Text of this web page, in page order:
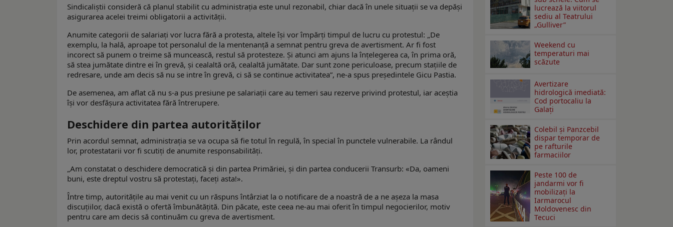
Sindicaliştii consideră că planul stabilit cu administraţia este unul rezonabil, chiar dacă în unele situaţii se va depăşi
asigurarea acelei treimi obligatorii a activităţii.
Anumite categorii de salariaţi vor lucra fără a protesta, altele îşi vor împărţi timpul de lucru cu protestul: „De
exemplu, la hală, aproape tot personalul de la mentenanță a semnat pentru greva de avertisment. Ar fi fost
incorect să punem o treime să muncească, restul să protesteze. Şi atunci am ajuns la înţelegerea ca, în prima oră,
să stea jumătate dintre ei în grevă, și cealaltă oră, cealaltă jumătate. Dar sunt zone periculoase, precum stațiile de
redresare, unde am decis să nu se intre în grevă, ci să se continue activitatea”, ne-a spus preşedintele Gicu Pastia.
De asemenea, am aflat că nu s-a pus presiune pe salariaţii care au temeri sau rezerve privind protestul, iar aceştia
îşi vor desfăşura activitatea fără întrerupere.
Deschidere din partea autorităţilor
Prin acordul semnat, administraţia se va ocupa să fie totul în regulă, în special în punctele vulnerabile. La rândul
lor, protestatarii vor fi scutiţi de anumite responsabilități.
„Am constatat o deschidere democratică și din partea Primăriei, și din partea conducerii Transurb: «Da, oameni
buni, este dreptul vostru să protestaţi, faceți asta!».
Între timp, autorităţile au mai venit cu un răspuns întârziat la o notificare de a noastră de a ne aşeza la masa
discuţiilor, dacă există o ofertă îmbunătăţită. Din păcate, este ceea ne-au mai oferit în timpul negocierilor, motiv
pentru care am decis să continuăm cu greva de avertisment.
lucrează la viitorul
sediu al Teatrului
„Gulliver”
Weekend cu
temperaturi mai
scăzute
Avertizare
hidrologică imediată:
Cod portocaliu la
Galaţi
Colebil și Panzcebil
dispar temporar de
pe rafturile
farmaciilor
Peste 100 de
jandarmi vor fi
mobilizați la
Iarmarocul
Moldovenesc din
Tecuci